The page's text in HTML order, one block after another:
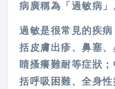
病廣稱為「過敏病」
過敏是很常見的疾
括皮膚出疹、鼻塞
睛搔癢難耐等症狀
括呼吸困難、全身